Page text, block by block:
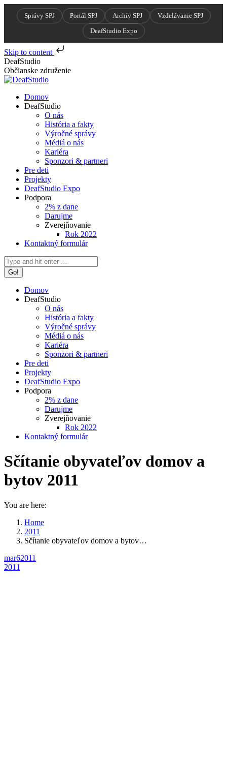
Správy SPJ Portál SPJ Archív SPJ
Vzdelávanie SPJ
DeafStudio Expo
Skip to content
Skip
to
content
DeafStudio
Občianske združenie
Domov
DeafStudio
O nás
História a fakty
Výročné správy
Médiá o nás
Kariéra
Sponzori & partneri
Pre deti
Projekty
DeafStudio Expo
Podpora
2% z dane
Darujme
Zverejňovanie
Rok 2022
Kontaktný formulár
Search:
Domov
DeafStudio
O nás
História a fakty
Výročné správy
Médiá o nás
Kariéra
Sponzori & partneri
Pre deti
Projekty
DeafStudio Expo
Podpora
2% z dane
Darujme
Zverejňovanie
Rok 2022
Kontaktný formulár
Sčítanie obyvateľov domov a
bytov 2011
You are here:
Home
2011
Sčítanie obyvateľov domov a bytov…
mar62011
2011